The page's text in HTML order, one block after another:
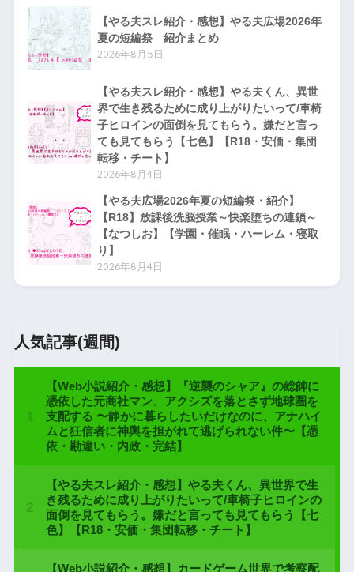
【やる夫スレ紹介・感想】やる夫広場2026年
夏の短編祭 紹介まとめ
2026年8月5日
【やる夫スレ紹介・感想】やる夫くん、異世
界で生き残るために成り上がりたいって/車椅
子ヒロインの面倒を見てもらう。嫌だと言っ
ても見てもらう【七色】【R18・安価・集団
転移・チート】
2026年8月4日
【やる夫広場2026年夏の短編祭・紹介】
【R18】放課後洗脳授業～快楽堕ちの連鎖～
【なつしお】【学園・催眠・ハーレム・寝取
り】
2026年8月4日
人気記事(週間)